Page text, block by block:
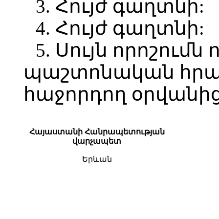
3. Հույժ գաղտնի:
4. Հույժ գաղտնի:
5. Սույն որոշումն
պաշտոնական
հաջորդող
Հայաստանի Հանրապետության
վարչապետ
Երևան